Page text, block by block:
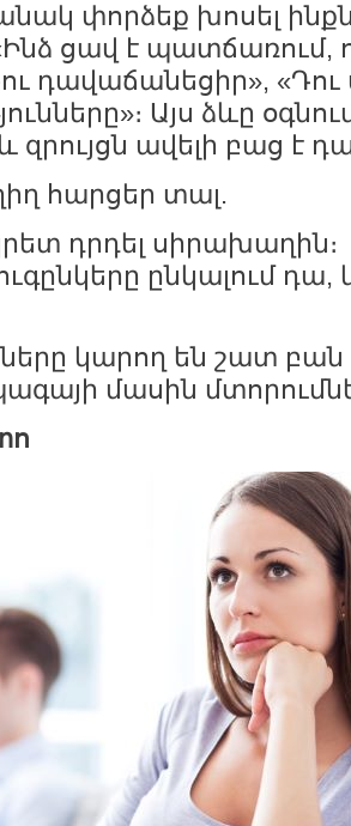
փորձեք խոսել
ցավ է պատճառում,
դավաճանեցիր»,
Այս ձևը
զրույցն ավելի բաց է
հարցեր տալ.
դրդել սիրախաղին։
ընկալում դա,
կարող են շատ բան
մասին